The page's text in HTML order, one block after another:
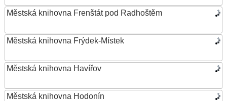
Městská knihovna Frenštát pod Radhoštěm
Městská knihovna Frýdek-Místek
Městská knihovna Havířov
Městská knihovna Hodonín